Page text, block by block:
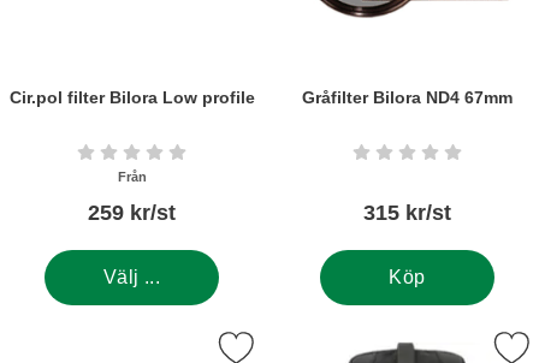
Cir.pol filter Bilora Low profile
Art. nr5351 Betyg: 0 stjärnor av 5
Från
259 kr/st
Välj ...
Gråfilter Bilora ND4 67mm
Art. nr5384 Betyg: 0 stjärnor
315 kr/st
Köp
Markera gråfilter Bilora ND4 72mm som favorit
Markera kameraryggsäck & slingväska